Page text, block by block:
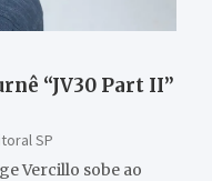
“JV30 Part II”
SP
Vercillo sobe ao